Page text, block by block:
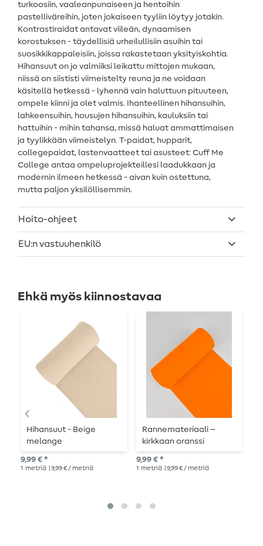
turkoosiin, vaaleanpunaiseen ja hentoihin
pastelliväreihin, joten jokaiseen tyyliin löytyy jotakin.
Kontrastiraidat antavat viileän, dynaamisen
korostuksen - täydellisiä urheilullisiin asuihin tai
suosikkikappaleisiin, joissa rakastetaan yksityiskohtia.
Hihansuut on jo valmiiksi leikattu mittojen mukaan,
niissä on siististi viimeistelty reuna ja ne voidaan
käsitellä hetkessä - lyhennä vain haluttuun pituuteen,
ompele kiinni ja olet valmis. Ihanteellinen hihansuihin,
lahkeensuihin, housujen hihansuihin, kauluksiin tai
hattuihin - mihin tahansa, missä haluat ammattimaisen
ja tyylikkään viimeistelyn. T-paidat, hupparit,
collegepaidat, lastenvaatteet tai asusteet: Cuff Me
College antaa ompeluprojekteillesi laadukkaan ja
modernin ilmeen hetkessä - aivan kuin ostettuna,
mutta paljon yksilöllisemmin.
Hoito-ohjeet
EU:n vastuuhenkilö
Ehkä myös kiinnostavaa
Hihansuut - Beige
melange
9,99 € *
1 metriä | 9,99 € / metriä
Rannemateriaali –
kirkkaan oranssi
9,99 € *
1 metriä | 9,99 € / metriä